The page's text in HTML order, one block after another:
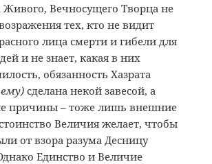
Живого, Вечносущего Творца не
тех, кто не видит
лица смерти и гибели для
и не знает, какая в них
обязанность Хазрата
сделана некой завесой, а
причины – тоже лишь внешние
Величия желает, чтобы
от взора разума Десницу
Единство и Величие